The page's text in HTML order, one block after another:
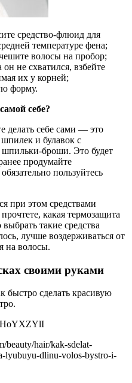
средство-флюид для
температуре фена;
волосы на пробор;
не схватился, взбейте
их у корней;
форму.
себе?
делать себе сами — это
и булавок с
броши. Это будет
продумайте
пользуйтесь
при этом средствами
какая термозащита
такие средства
лучше воздерживаться от
на волосы.
своими руками
быстро сделать красивую
beauty/hair/kak-sdelat-
lyubuyu-dlinu-volos-bystro-i-